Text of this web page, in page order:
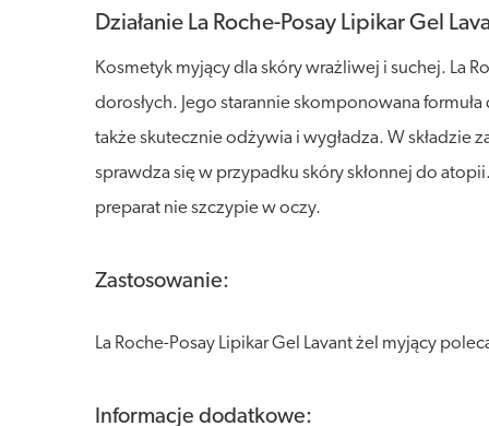
Działanie La Roche-Posay Lipikar Gel
Kosmetyk myjący dla skóry wrażliwej i suchej. La
dorosłych. Jego starannie skomponowana
także skutecznie odżywia i wygładza. W
sprawdza się w przypadku skóry skłonnej do
preparat nie szczypie w oczy.
Zastosowanie:
La Roche-Posay Lipikar Gel Lavant żel myjący
Informacje dodatkowe: